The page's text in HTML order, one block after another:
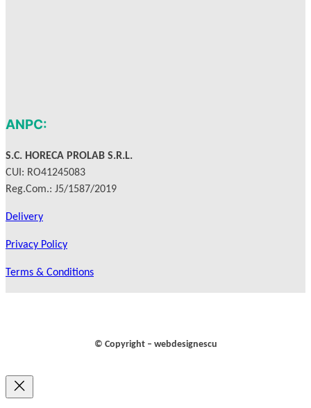
ANPC:
S.C. HORECA PROLAB S.R.L.
CUI: RO41245083
Reg.Com.: J5/1587/2019
Delivery
Privacy Policy
Terms & Conditions
© Copyright – webdesignescu